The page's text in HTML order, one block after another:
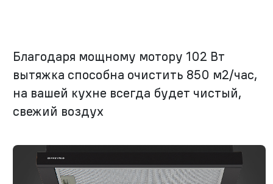
Благодаря мощному мотору 102 Вт
вытяжка способна очистить 850 м2/час,
на вашей кухне всегда будет чистый,
свежий воздух